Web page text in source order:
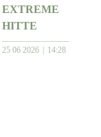
EXTREME
HITTE
25 06 2026 14:28